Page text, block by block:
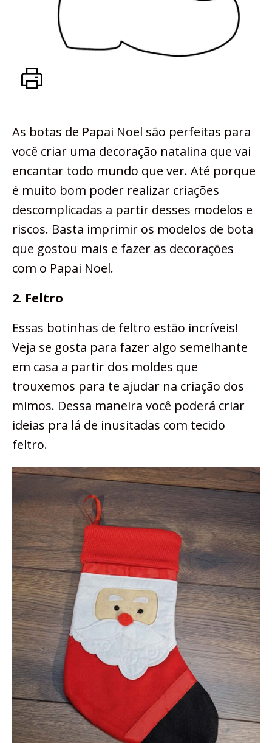
As botas de Papai Noel são perfeitas para
você criar uma decoração natalina que vai
encantar todo mundo que ver. Até porque
é muito bom poder realizar criações
descomplicadas a partir desses modelos e
riscos. Basta imprimir os modelos de bota
que gostou mais e fazer as decorações
com o Papai Noel.
2. Feltro
Essas botinhas de feltro estão incríveis!
Veja se gosta para fazer algo semelhante
em casa a partir dos moldes que
trouxemos para te ajudar na criação dos
mimos. Dessa maneira você poderá criar
ideias pra lá de inusitadas com tecido
feltro.